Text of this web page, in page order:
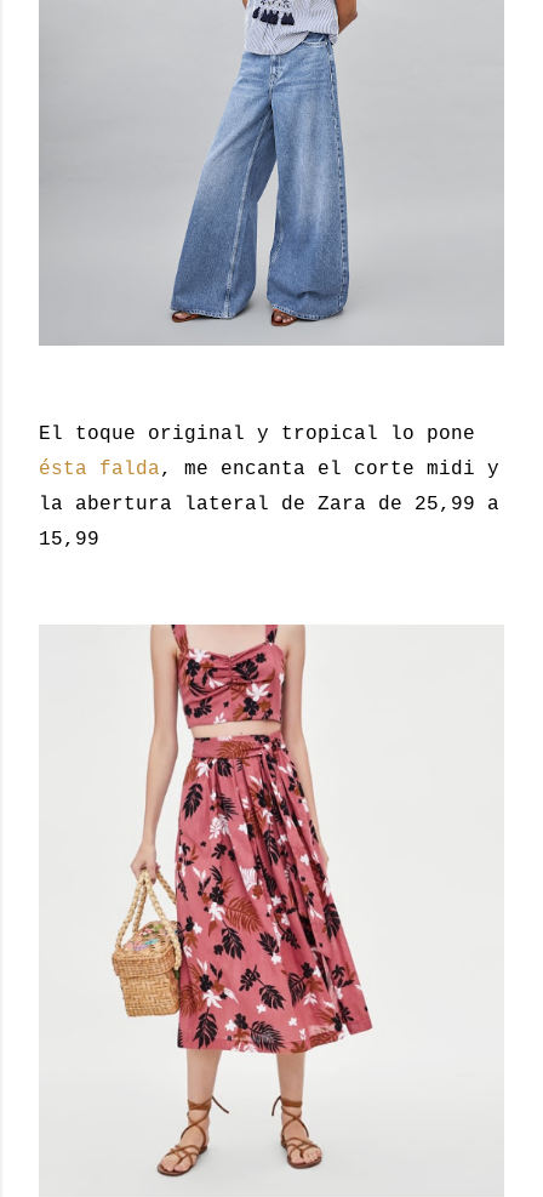
El toque original y tropical lo pone
ésta falda, me encanta el corte midi y
la abertura lateral de Zara de 25,99 a
15,99